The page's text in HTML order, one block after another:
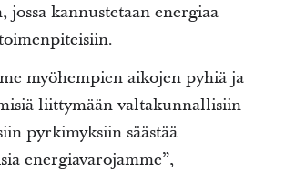
jossa kannustetaan energiaa
myöhempien aikojen pyhiä ja
liittymään valtakunnallisiin
pyrkimyksiin säästää
energiavarojamme”,